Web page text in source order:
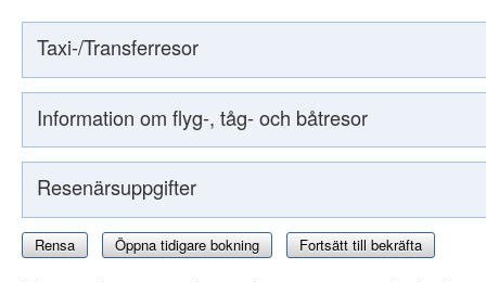
Taxi-/Transferresor
Information om flyg-, tåg- och båtresor
Resenärsuppgifter
Rensa Öppna tidigare bokning Fortsätt till bekräfta